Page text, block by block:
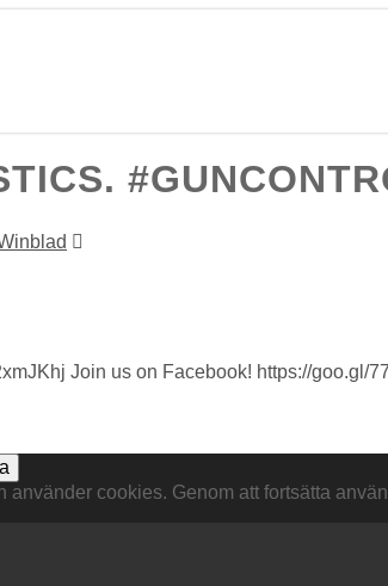
Join us on Facebook! https://goo.gl/
använder cookies. Genom att fortsätta